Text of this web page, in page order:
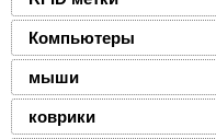
Компьютеры
мыши
коврики